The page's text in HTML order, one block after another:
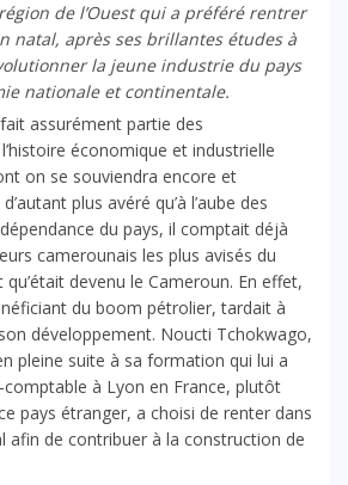
de l’Ouest qui a préféré rentrer
natal, après ses brillantes études à
la jeune industrie du pays
nationale et continentale.
assurément partie des
économique et industrielle
on se souviendra encore et
plus avéré qu’à l’aube des
du pays, il comptait déjà
camerounais les plus avisés du
devenu le Cameroun. En effet,
du boom pétrolier, tardait à
développement. Noucti Tchokwago,
pleine suite à sa formation qui lui a
comptable à Lyon en France, plutôt
pays étranger, a choisi de renter dans
afin de contribuer à la construction de